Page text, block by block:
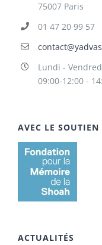
75007 Paris
01 47 20 99 57
Lundi -
09:00-12:00 -
AVEC LE SOUTIEN
ACTUALITÉS